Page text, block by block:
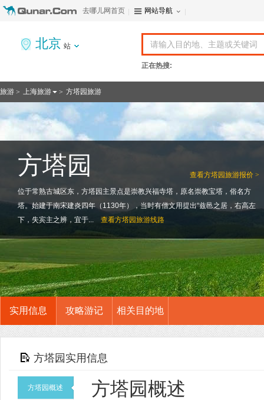
去哪儿网首页 网站导航
北京 站
正在热搜:
旅游 > 上海旅游 > 方塔园旅游
查看方塔园旅游报价 >
方塔园
位于常熟古城区东，方塔园主景点是崇教兴福寺塔，原名崇教宝塔，俗名方
塔。始建于南宋建炎四年（1130年），当时有僧文用提出“兹邑之居，右高左
下，失宾主之辨，宜于...
查看方塔园旅游线路
实用信息 攻略游记 相关目的地
方塔园实用信息
方塔园概述 方塔园概述